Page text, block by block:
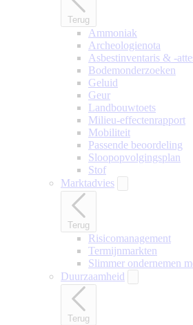
Terug
Ammoniak
Archeologienota
Asbestinventaris & -
Bodemonderzoeken
Geluid
Geur
Landbouwtoets
Milieu-effectenrapport
Mobiliteit
Passende beoordeling
Sloopopvolgingsplan
Stof
Marktadvies
Terug
Risicomanagement
Termijnmarkten
Slimmer ondernemen
Duurzaamheid
Terug